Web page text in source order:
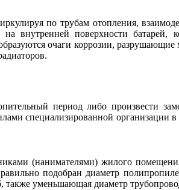
по трубам отопления,
внутренней поверхности батарей,
очаги коррозии,
период либо произвести
специализированной организации в
(нанимателями) жилого
подобран диаметр
также уменьшающая диаметр